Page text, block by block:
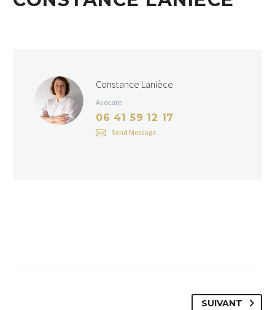
Constance Lanièce
Avocate
06 41 59 12 17
Send Message
SUIVANT